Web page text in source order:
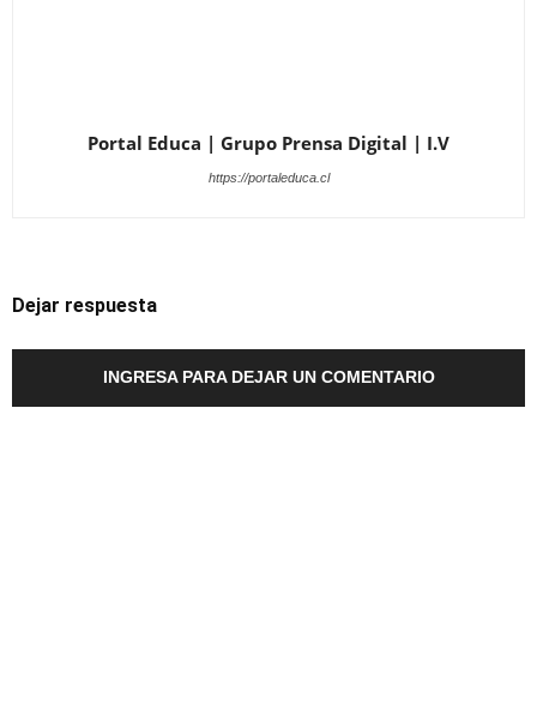
Portal Educa | Grupo Prensa Digital | I.V
https://portaleduca.cl
Dejar respuesta
INGRESA PARA DEJAR UN COMENTARIO